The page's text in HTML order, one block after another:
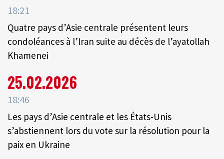
18:21
Quatre pays d’Asie centrale présentent leurs
condoléances à l’Iran suite au décès de l’ayatollah
Khamenei
25.02.2026
18:46
Les pays d’Asie centrale et les États-Unis
s’abstiennent lors du vote sur la résolution pour la
paix en Ukraine